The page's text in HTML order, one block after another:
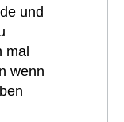
und
mal
wenn